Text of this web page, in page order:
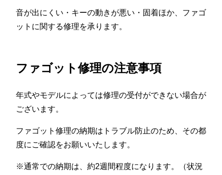
音が出にくい・キーの動きが悪い・固着ほか、ファゴ
ットに関する修理を承ります。
ファゴット修理の注意事項
年式やモデルによっては修理の受付ができない場合が
ございます。
ファゴット修理の納期はトラブル防止のため、その都
度にご確認をお願いいたします。
※通常での納期は、約2週間程度になります。（状況